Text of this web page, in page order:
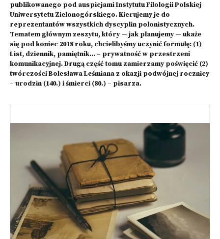
publikowanego pod auspicjami Instytutu Filologii Polskiej
Uniwersytetu Zielonogórskiego. Kierujemy je do
reprezentantów wszystkich dyscyplin polonistycznych.
Tematem głównym zeszytu, który — jak planujemy — ukaże
się pod koniec 2018 roku, chcielibyśmy uczynić formułę: (1)
List, dziennik, pamiętnik… – prywatność w przestrzeni
komunikacyjnej. Drugą część tomu zamierzamy poświęcić (2)
twórczości Bolesława Leśmiana z okazji podwójnej rocznicy
– urodzin (140.) i śmierci (80.) – pisarza.